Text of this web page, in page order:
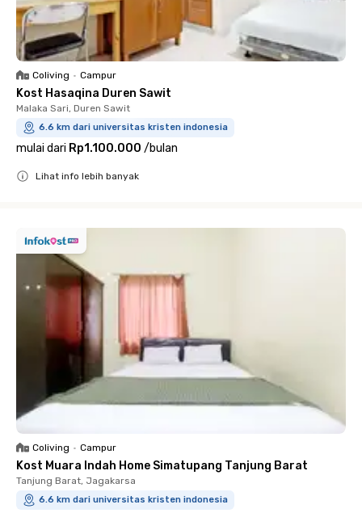
Coliving • Campur
Kost Hasaqina Duren Sawit
Malaka Sari, Duren Sawit
6.6 km dari universitas kristen indonesia
mulai dari Rp1.100.000 /bulan
Lihat info lebih banyak
Coliving • Campur
Kost Muara Indah Home Simatupang Tanjung Barat
Tanjung Barat, Jagakarsa
6.6 km dari universitas kristen indonesia